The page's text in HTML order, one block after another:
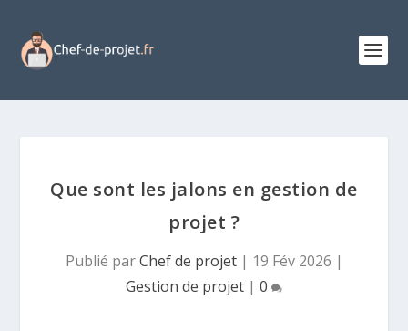
Que sont les jalons en gestion de
projet ?
Publié parChef de projet| 19 Fév 2026 |
Gestion de projet | 0